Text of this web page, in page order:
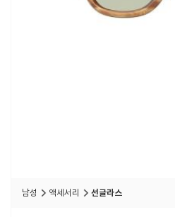
남성 액세서리 선글라스